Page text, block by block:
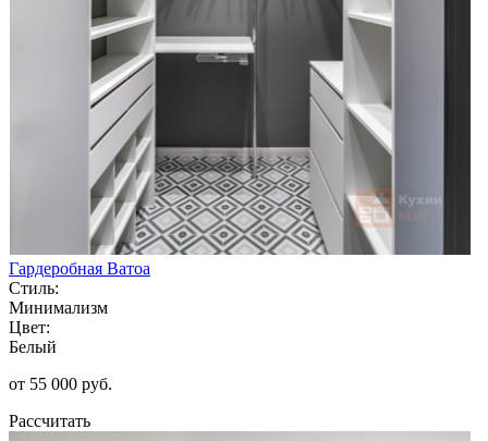
Гардеробная Ватоа
Стиль:
Минимализм
Цвет:
Белый
от 55 000 руб.
Рассчитать